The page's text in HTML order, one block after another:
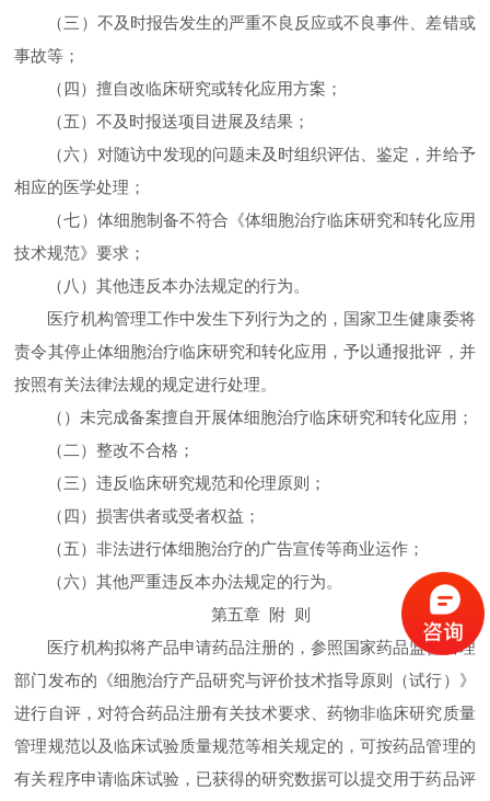
（三）不及时报告发生的严重不良反应或不良事件、差错或
事故等；
（四）擅自改临床研究或转化应用方案；
（五）不及时报送项目进展及结果；
（六）对随访中发现的问题未及时组织评估、鉴定，并给予
相应的医学处理；
（七）体细胞制备不符合《体细胞治疗临床研究和转化应用
技术规范》要求；
（八）其他违反本办法规定的行为。
医疗机构管理工作中发生下列行为之的，国家卫生健康委将
责令其停止体细胞治疗临床研究和转化应用，予以通报批评，并
按照有关法律法规的规定进行处理。
（）未完成备案擅自开展体细胞治疗临床研究和转化应用；
（二）整改不合格；
（三）违反临床研究规范和伦理原则；
（四）损害供者或受者权益；
（五）非法进行体细胞治疗的广告宣传等商业运作；
（六）其他严重违反本办法规定的行为。
第五章 附 则
医疗机构拟将产品申请药品注册的，参照国家药品监督管理
部门发布的《细胞治疗产品研究与评价技术指导原则（试行）》
进行自评，对符合药品注册有关技术要求、药物非临床研究质量
管理规范以及临床试验质量规范等相关规定的，可按药品管理的
有关程序申请临床试验，已获得的研究数据可以提交用于药品评